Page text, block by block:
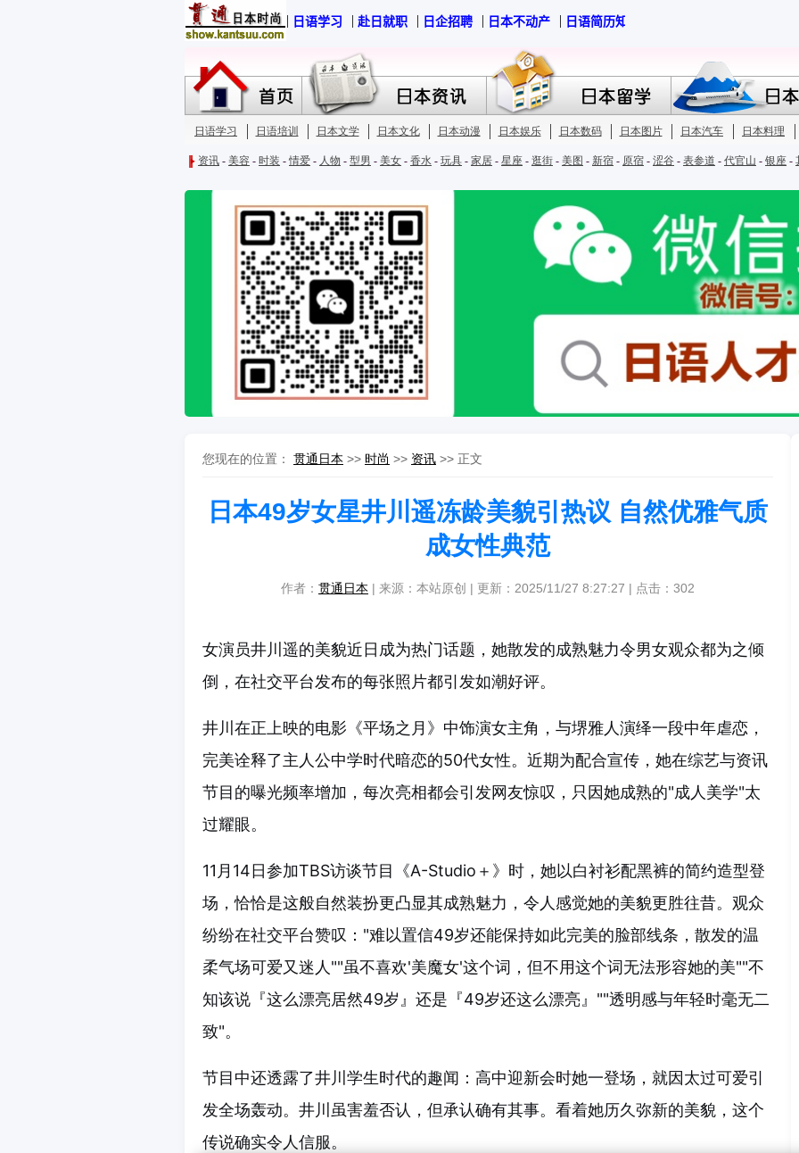
您现在的位置： 贯通日本 >> 时尚 >> 资讯 >> 正文
日本49岁女星井川遥冻龄美貌引热议 自然优雅气质
成女性典范
作者： 贯通日本 | 来源：本站原创 | 更新：2025/11/27 8:27:27 | 点击： 302
女演员井川遥的美貌近日成为热门话题，她散发的成熟魅力令男女观众都为之倾
倒，在社交平台发布的每张照片都引发如潮好评。
井川在正上映的电影《平场之月》中饰演女主角，与堺雅人演绎一段中年虐恋，
完美诠释了主人公中学时代暗恋的50代女性。近期为配合宣传，她在综艺与资讯
节目的曝光频率增加，每次亮相都会引发网友惊叹，只因她成熟的"成人美学"太
过耀眼。
11月14日参加TBS访谈节目《A-Studio＋》时，她以白衬衫配黑裤的简约造型登
场，恰恰是这般自然装扮更凸显其成熟魅力，令人感觉她的美貌更胜往昔。观众
纷纷在社交平台赞叹："难以置信49岁还能保持如此完美的脸部线条，散发的温
柔气场可爱又迷人""虽不喜欢'美魔女'这个词，但不用这个词无法形容她的美""不
知该说『这么漂亮居然49岁』还是『49岁还这么漂亮』""透明感与年轻时毫无二
致"。
节目中还透露了井川学生时代的趣闻：高中迎新会时她一登场，就因太过可爱引
发全场轰动。井川虽害羞否认，但承认确有其事。看着她历久弥新的美貌，这个
传说确实令人信服。